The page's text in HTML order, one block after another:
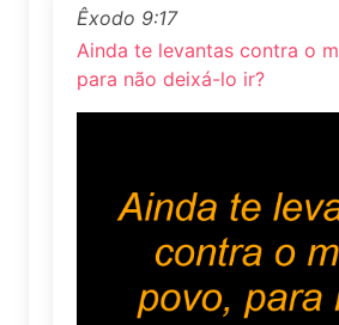
Êxodo 9:17
Ainda te levantas contra o
para não deixá-lo ir?